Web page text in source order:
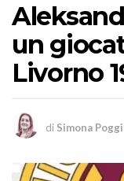
un
Livorno
di Simona